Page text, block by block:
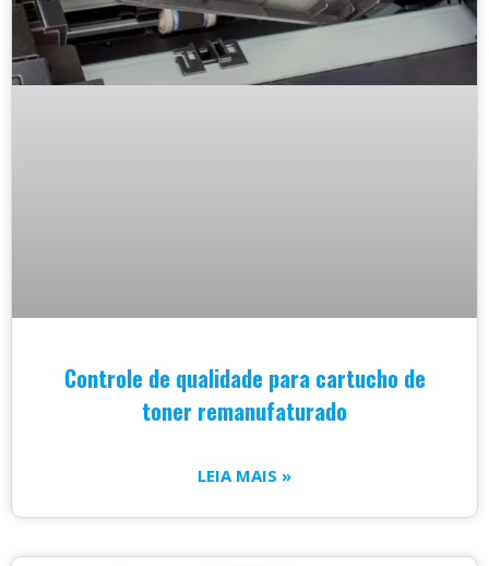
Controle de qualidade para cartucho de
toner remanufaturado
LEIA MAIS »